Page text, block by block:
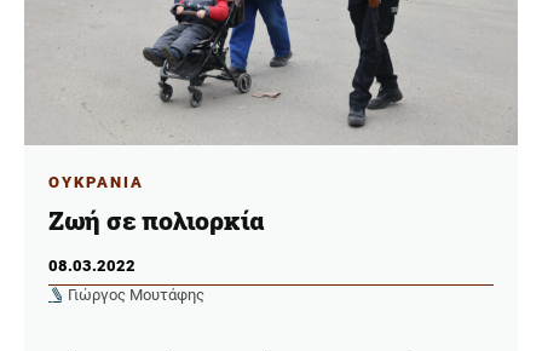
ΟΥΚΡΑΝΙΑ
Ζωή σε πολιορκία
08.03.2022
Γιώργος Μουτάφης